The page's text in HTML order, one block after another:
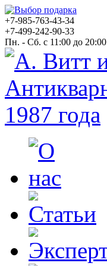
+7-985-763-43-34
+7-499-242-90-33
Пн. - Сб. с 11:00 до 20:00